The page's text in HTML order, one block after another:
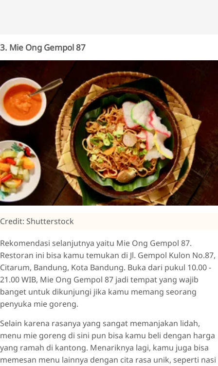
3. Mie Ong Gempol 87
Credit: Shutterstock
Rekomendasi selanjutnya yaitu Mie Ong Gempol 87.
Restoran ini bisa kamu temukan di Jl. Gempol Kulon No.87,
Citarum, Bandung, Kota Bandung. Buka dari pukul 10.00 -
21.00 WIB, Mie Ong Gempol 87 jadi tempat yang wajib
banget untuk dikunjungi jika kamu memang seorang
penyuka mie goreng.
Selain karena rasanya yang sangat memanjakan lidah,
menu mie goreng di sini pun bisa kamu beli dengan harga
yang ramah di kantong. Menariknya lagi, kamu juga bisa
memesan menu lainnya dengan cita rasa unik, seperti nasi